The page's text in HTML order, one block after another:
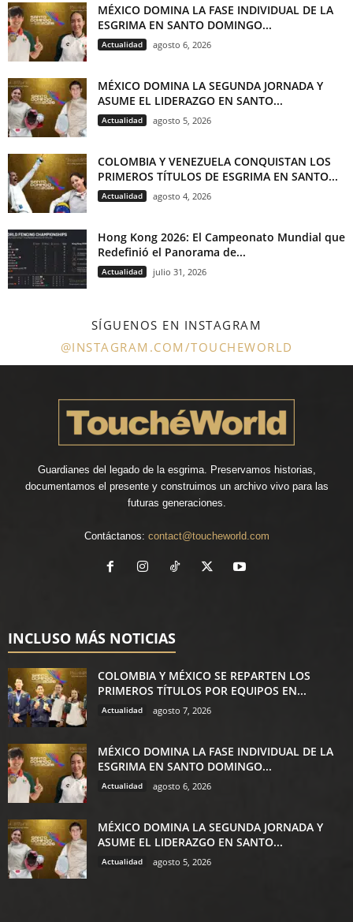
MÉXICO DOMINA LA FASE INDIVIDUAL DE LA
ESGRIMA EN SANTO DOMINGO...
Actualidad agosto 6, 2026
MÉXICO DOMINA LA SEGUNDA JORNADA Y
ASUME EL LIDERAZGO EN SANTO...
Actualidad agosto 5, 2026
COLOMBIA Y VENEZUELA CONQUISTAN LOS
PRIMEROS TÍTULOS DE ESGRIMA EN SANTO...
Actualidad agosto 4, 2026
Hong Kong 2026: El Campeonato Mundial que
Redefinió el Panorama de...
Actualidad julio 31, 2026
SÍGUENOS EN INSTAGRAM
@INSTAGRAM.COM/TOUCHEWORLD
Guardianes del legado de la esgrima. Preservamos historias,
documentamos el presente y construimos un archivo vivo para las
futuras generaciones.
Contáctanos: contact@toucheworld.com
INCLUSO MÁS NOTICIAS
COLOMBIA Y MÉXICO SE REPARTEN LOS
PRIMEROS TÍTULOS POR EQUIPOS EN...
Actualidad agosto 7, 2026
MÉXICO DOMINA LA FASE INDIVIDUAL DE LA
ESGRIMA EN SANTO DOMINGO...
Actualidad agosto 6, 2026
MÉXICO DOMINA LA SEGUNDA JORNADA Y
ASUME EL LIDERAZGO EN SANTO...
Actualidad agosto 5, 2026